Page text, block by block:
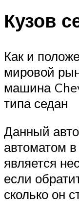
Кузов
Как и
мировой
машина
типа седан
Данный
автоматом
является
если
сколько он